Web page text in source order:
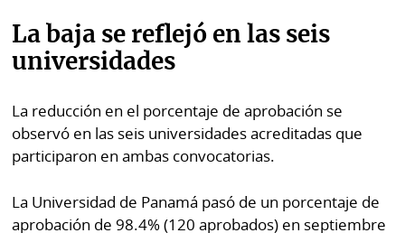
La baja se reflejó en las seis
universidades
La reducción en el porcentaje de aprobación se
observó en las seis universidades acreditadas que
participaron en ambas convocatorias.
La Universidad de Panamá pasó de un porcentaje de
aprobación de 98.4% (120 aprobados) en septiembre